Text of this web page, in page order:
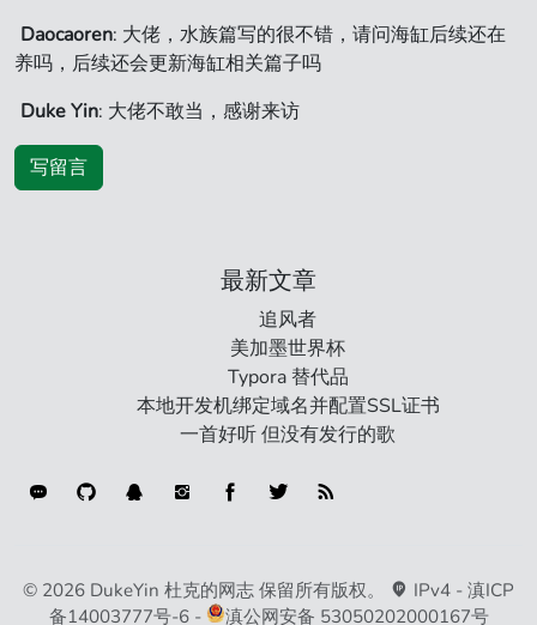
Daocaoren: 大佬，水族篇写的很不错，请问海缸后续还在
养吗，后续还会更新海缸相关篇子吗
Duke Yin: 大佬不敢当，感谢来访
写留言
最新文章
追风者
美加墨世界杯
Typora 替代品
本地开发机绑定域名并配置SSL证书
一首好听 但没有发行的歌
© 2026 DukeYin 杜克的网志 保留所有版权。 连接类型
IPv4 - 滇ICP
备14003777号-6- 滇公网安备 53050202000167号